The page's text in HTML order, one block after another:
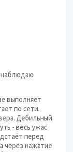
наблюдаю
выполняет
по сети.
Дебильный
- весь ужас
перед
через нажатие